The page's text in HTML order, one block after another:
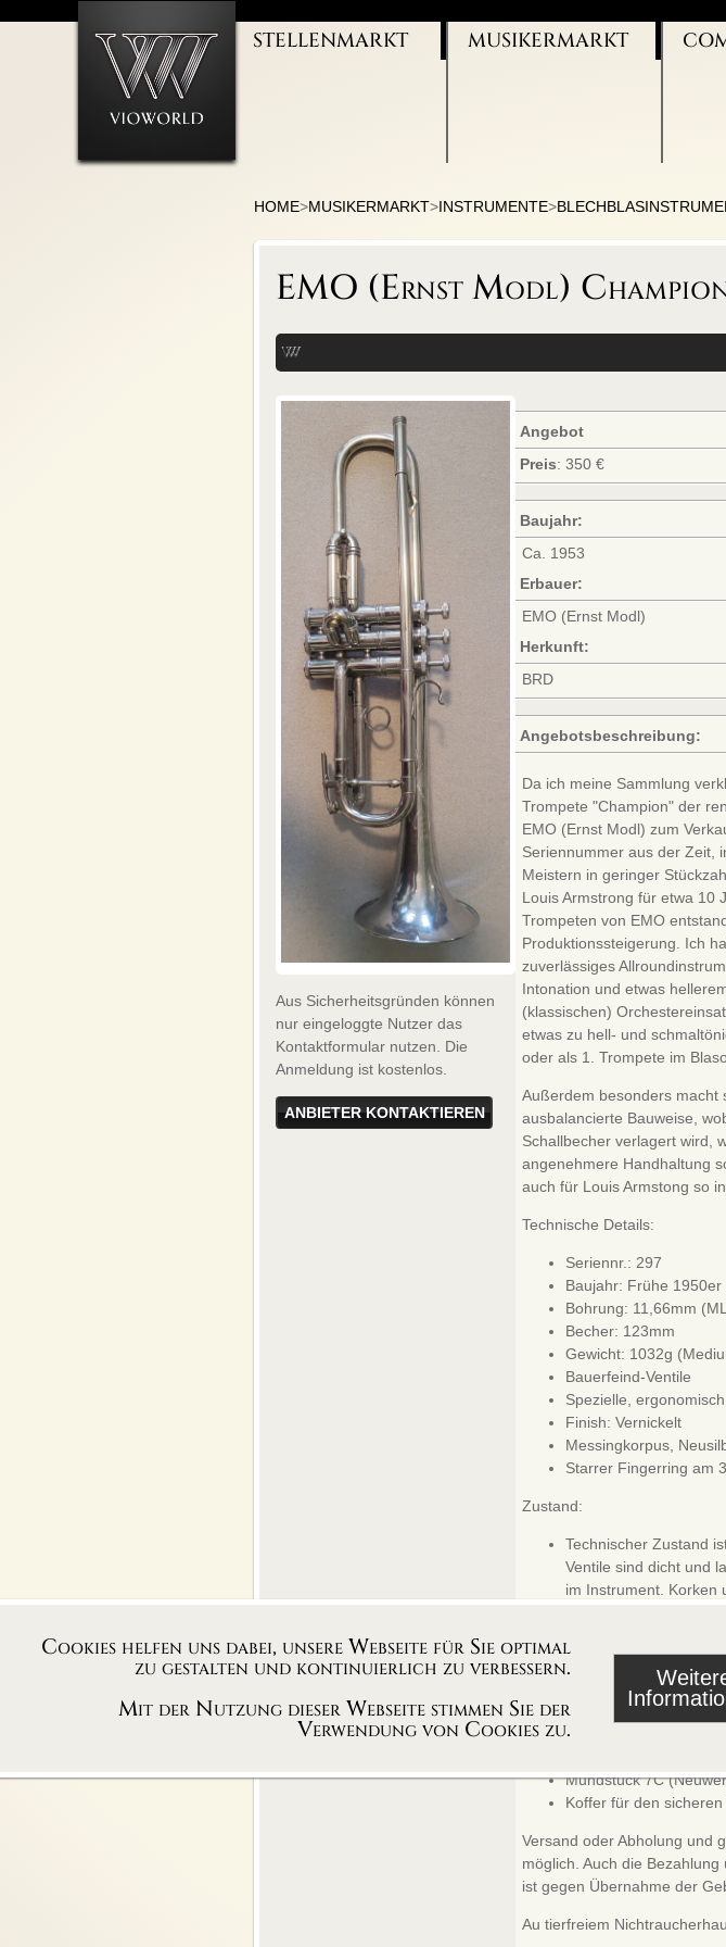
STELLENMARKT MUSIKERMARKT
HOME>MUSIKERMARKT>INSTRUMENTE>
EMO (Ernst Modl)
Aus Sicherheitsgründen können
nur eingeloggte Nutzer das
Kontaktformular nutzen. Die
Anmeldung ist kostenlos.
Angebot
Preis: 350 €
Baujahr:
Ca. 1953
Erbauer:
EMO (Ernst Modl)
Herkunft:
BRD
Angebotsbeschreibung:
Da ich meine Sammlung
Trompete "Champion" der
EMO (Ernst Modl) zum
Seriennummer aus der Zeit,
Meistern in geringer
Louis Armstrong für etwa 10
Trompeten von EMO
Produktionssteigerung. Ich
zuverlässiges
Intonation und etwas
(klassischen)
etwas zu hell- und
oder als 1. Trompete im
Außerdem besonders macht
ausbalancierte Bauweise,
Schallbecher verlagert wird,
angenehmere Handhaltung
auch für Louis Armstong so
Technische Details:
Seriennr.: 297
Baujahr: Frühe 1950er
Bohrung: 11,66mm
Becher: 123mm
Gewicht: 1032g
Bauerfeind-Ventile
Spezielle,
Finish: Vernickelt
Messingkorpus,
Starrer Fingerring am
Zustand:
Technischer Zustand
Ventile sind dicht und
im Instrument. Korken
die Vernickelung
kleine, kaum sichtbare
Das Instrument ist
Zubehör:
Mundstück 7C
Koffer für den
Versand oder Abholung und
möglich. Auch die
ist gegen Übernahme der
Au tierfreiem
Cookies helfen uns dabei, unsere Webseite für Sie optimal
zu gestalten und kontinuierlich zu verbessern.
Mit der Nutzung dieser Webseite stimmen Sie der
Verwendung von Cookies zu.